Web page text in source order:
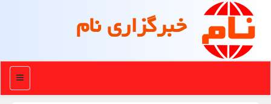
خبرگزاری نام
منو